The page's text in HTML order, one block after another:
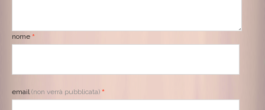
nome *
email(non verrà pubblicata) *